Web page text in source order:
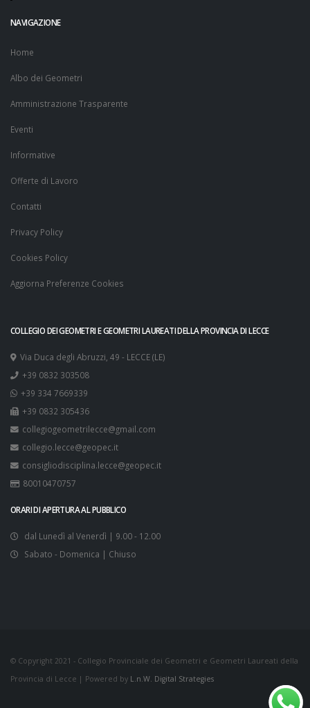
NAVIGAZIONE
Home
Albo dei Geometri
Amministrazione Trasparente
Eventi
Informative
Offerte di Lavoro
Contatti
Privacy Policy
Cookies Policy
Aggiorna Preferenze Cookies
COLLEGIO DEI GEOMETRI E GEOMETRI LAUREATI DELLA PROVINCIA DI LECCE
Via Duca degli Abruzzi, 49 - LECCE (LE)
+39 0832 303508
+39 334 7669339
+39 0832 305436
collegiogeometrilecce@gmail.com
collegio.lecce@geopec.it
consigliodisciplina.lecce@geopec.it
80010470757
ORARI DI APERTURA AL PUBBLICO
dal Lunedì al Venerdì | 9.00 - 12.00
Sabato - Domenica | Chiuso
© Copyright 2021 - Collegio Provinciale dei Geometri e Geometri Laureati della
Provincia di Lecce | Powered by L.n.W. Digital Strategies